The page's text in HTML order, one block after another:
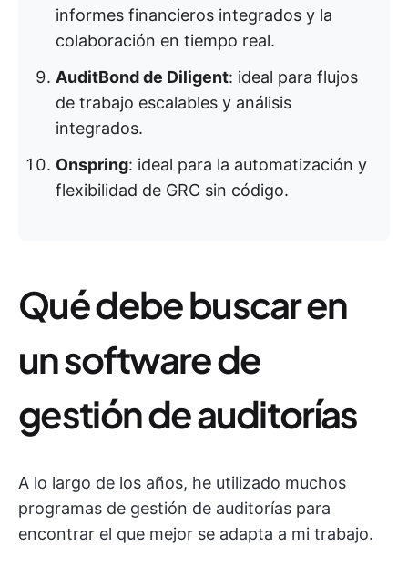
informes financieros integrados y la
colaboración en tiempo real.
AuditBond de Diligent: ideal para flujos
de trabajo escalables y análisis
integrados.
Onspring: ideal para la automatización y
flexibilidad de GRC sin código.
Qué debe buscar en
un software de
gestión de auditorías
A lo largo de los años, he utilizado muchos
programas de gestión de auditorías para
encontrar el que mejor se adapta a mi trabajo.